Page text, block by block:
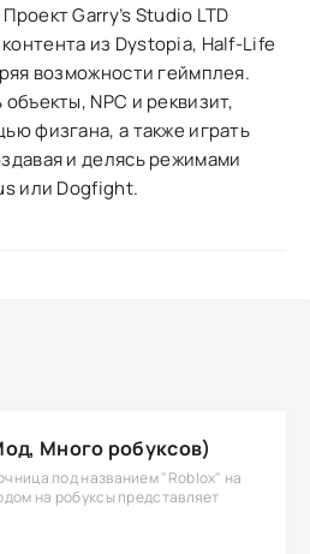
Garry’s Studio LTD
из Dystopia, Half-Life
возможности геймплея.
NPC и реквизит,
физгана, а также играть
и делясь режимами
или Dogfight.
Много робуксов)
под названием "Roblox" на
на робуксы представляет